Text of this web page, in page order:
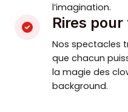
l’imagination.
Rires pour
Nos spectacles
que chacun
la magie des
background.